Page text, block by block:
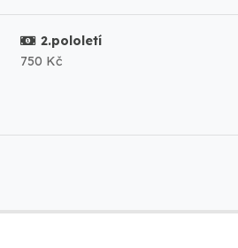
2.pololetí
750 Kč